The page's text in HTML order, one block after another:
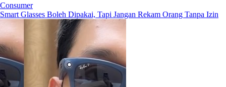
Consumer
Smart Glasses Boleh Dipakai, Tapi Jangan Rekam Orang Tanpa Izin